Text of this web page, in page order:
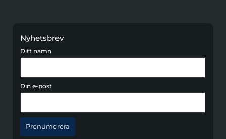
Nyhetsbrev
Ditt namn
Din e-post